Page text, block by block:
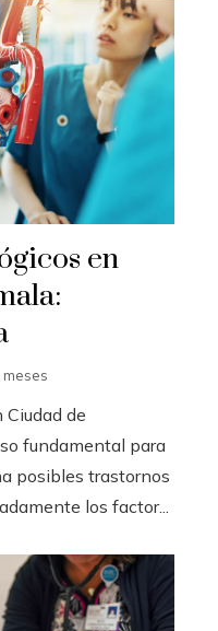
en
meses
de
fundamental para
posibles trastornos
los factor...